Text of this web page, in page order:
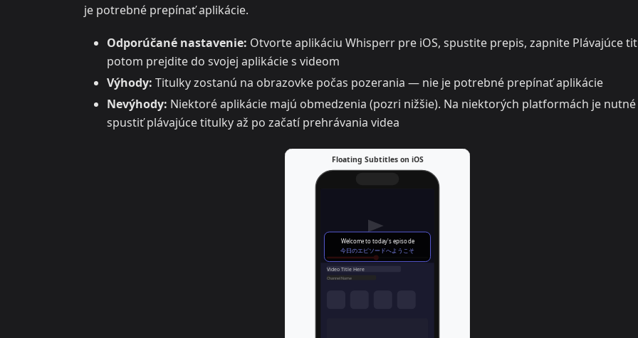
je potrebné prepínať aplikácie.
Odporúčané nastavenie: Otvorte aplikáciu Whisperr pre iOS, spustite prepis, zapnite Plávajúce
potom prejdite do svojej aplikácie s videom
Výhody: Titulky zostanú na obrazovke počas pozerania — nie je potrebné prepínať aplikácie
Nevýhody: Niektoré aplikácie majú obmedzenia (pozri nižšie). Na niektorých platformách je nutné
spustiť plávajúce titulky až po začatí prehrávania videa